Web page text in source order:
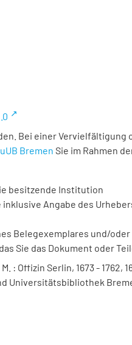
Bei einer
Bremen Sie im Rahmen
besitzende Institution
inklusive Angabe des
Belegexemplares und/
Sie das Dokument oder
: Offizin Serlin, 1673 - 1762,
Universitätsbibliothek